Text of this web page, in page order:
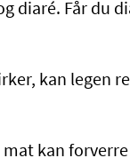
diaré. Får du
kan legen
kan